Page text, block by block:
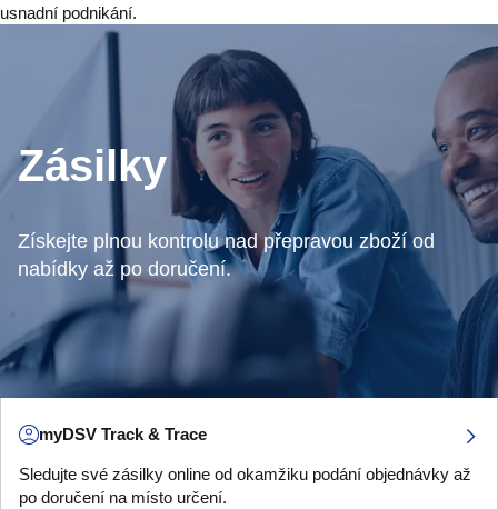
usnadní podnikání.
Zásilky
Získejte plnou kontrolu nad přepravou zboží od
nabídky až po doručení.
myDSV Track & Trace
Sledujte své zásilky online od okamžiku podání objednávky až
po doručení na místo určení.